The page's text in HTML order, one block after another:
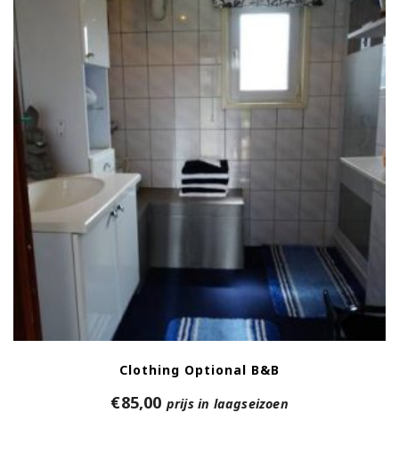
Clothing Optional B&B
€85,00 prijs in laagseizoen